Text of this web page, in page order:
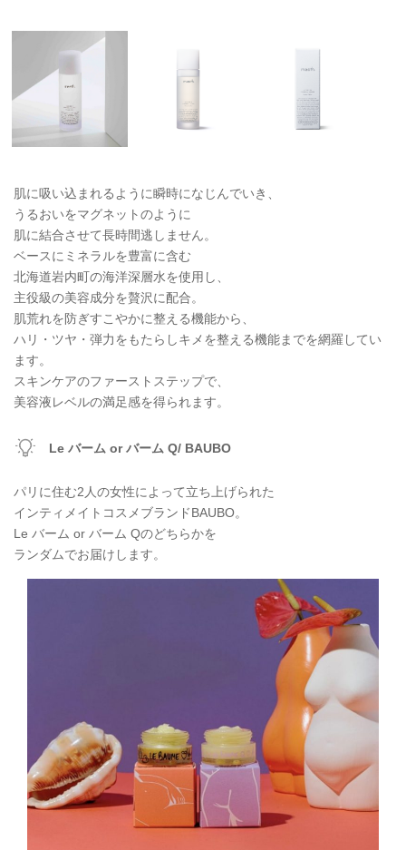
肌に吸い込まれるように瞬時になじんでいき、
うるおいをマグネットのように
肌に結合させて長時間逃しません。
ベースにミネラルを豊富に含む
北海道岩内町の海洋深層水を使用し、
主役級の美容成分を贅沢に配合。
肌荒れを防ぎすこやかに整える機能から、
ハリ・ツヤ・弾力をもたらしキメを整える機能までを網羅してい
ます。
スキンケアのファーストステップで、
美容液レベルの満足感を得られます。
Le バーム or バーム Q/ BAUBO
パリに住む2人の女性によって立ち上げられた
インティメイトコスメブランドBAUBO。
Le バーム or バーム Qのどちらかを
ランダムでお届けします。